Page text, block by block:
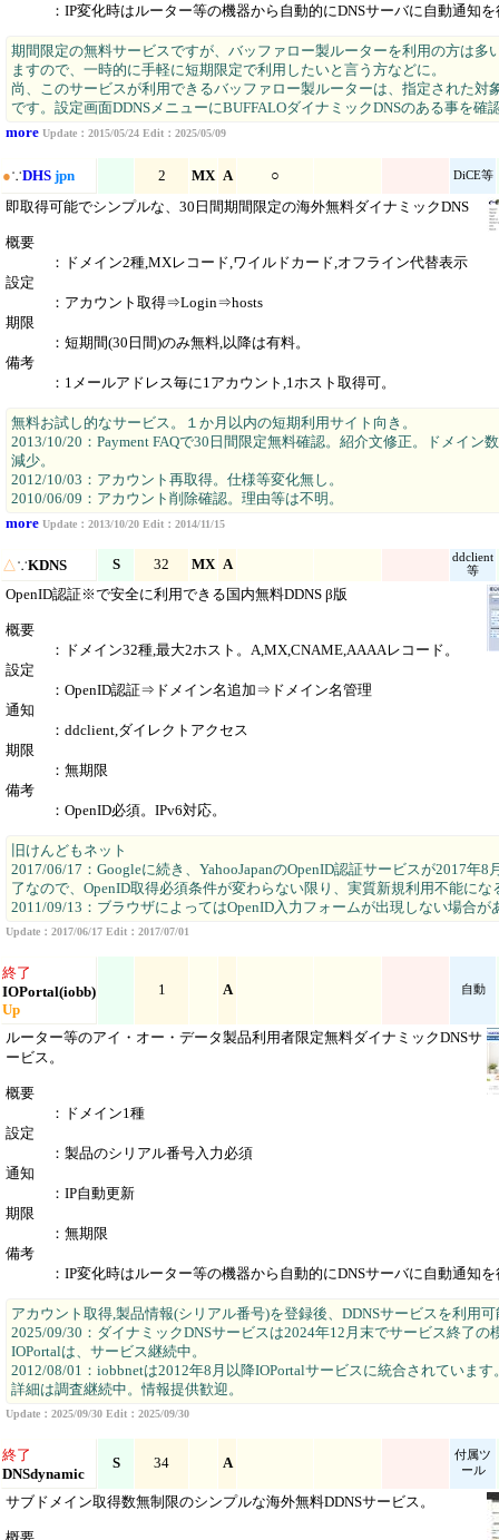
：IP変化時はルーター等の機器から自動的にDNSサーバに自動通知
期間限定の無料サービスですが、バッファロー製ルーターを利用の方は多
ますので、一時的に手軽に短期限定で利用したいと言う方などに。
尚、このサービスが利用できるバッファロー製ルーターは、指定された対
です。設定画面DDNSメニューにBUFFALOダイナミックDNSのある事を確
more Update：2015/05/24 Edit：2025/05/09
●∵DHS jpn 2 MX A ○ DiCE等
即取得可能でシンプルな、30日間期間限定の海外無料ダイナミックDNS
概要
：ドメイン2種,MXレコード,ワイルドカード,オフライン代替表示
設定
：アカウント取得⇒Login⇒hosts
期限
：短期間(30日間)のみ無料,以降は有料。
備考
：1メールアドレス毎に1アカウント,1ホスト取得可。
無料お試し的なサービス。１か月以内の短期利用サイト向き。
2013/10/20：Payment FAQで30日間限定無料確認。紹介文修正。ドメイン
減少。
2012/10/03：アカウント再取得。仕様等変化無し。
2010/06/09：アカウント削除確認。理由等は不明。
more Update：2013/10/20 Edit：2014/11/15
△∵KDNS S 32 MX A
ddclient
等
OpenID認証※で安全に利用できる国内無料DDNS β版
概要
：ドメイン32種,最大2ホスト。A,MX,CNAME,AAAAレコード。
設定
：OpenID認証⇒ドメイン名追加⇒ドメイン名管理
通知
：ddclient,ダイレクトアクセス
期限
：無期限
備考
：OpenID必須。IPv6対応。
旧けんどもネット
2017/06/17：Googleに続き、YahooJapanのOpenID認証サービスが2017年8
了なので、OpenID取得必須条件が変わらない限り、実質新規利用不能にな
2011/09/13：ブラウザによってはOpenID入力フォームが出現しない場合が
Update：2017/06/17 Edit：2017/07/01
終了
IOPortal(iobb)
Up
1 A 自動
ルーター等のアイ・オー・データ製品利用者限定無料ダイナミックDNSサ
ービス。
概要
：ドメイン1種
設定
：製品のシリアル番号入力必須
通知
：IP自動更新
期限
：無期限
備考
：IP変化時はルーター等の機器から自動的にDNSサーバに自動通知
アカウント取得,製品情報(シリアル番号)を登録後、DDNSサービスを利用可
2025/09/30：ダイナミックDNSサービスは2024年12月末でサービス終了の
IOPortalは、サービス継続中。
2012/08/01：iobbnetは2012年8月以降IOPortalサービスに統合されています
詳細は調査継続中。情報提供歓迎。
Update：2025/09/30 Edit：2025/09/30
終了
DNSdynamic
S 34 A
付属ツ
ール
サブドメイン取得数無制限のシンプルな海外無料DDNSサービス。